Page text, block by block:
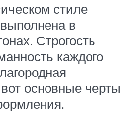
стиле
в
Строгость
каждого
основные черты